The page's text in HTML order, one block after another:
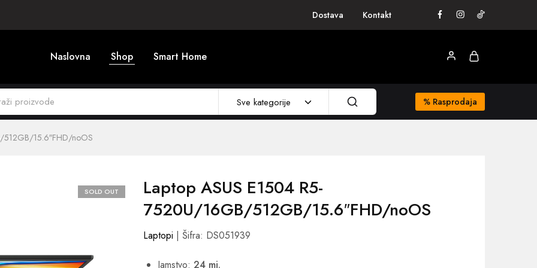
Dostava Kontakt
Naslovna Shop Smart Home
Sve kategorije % Rasprodaja
512GB/15.6″FHD/noOS
SOLD OUT
Laptop ASUS E1504 R5-
7520U/16GB/512GB/15.6″FHD/noOS
Laptopi | Šifra: DS051939
Jamstvo:24 mj.